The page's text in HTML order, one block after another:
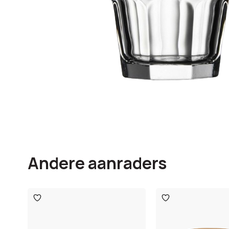
Andere aanraders
Toevoegen
aan
Toevoegen
aan